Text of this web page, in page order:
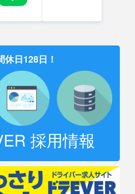
休日128日！
採用情報